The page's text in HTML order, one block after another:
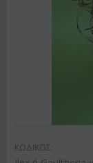
ΚΩΔΙΚΟΣ: